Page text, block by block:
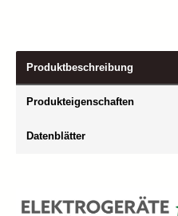
Produktbeschreibung
Produkteigenschaften
Datenblätter